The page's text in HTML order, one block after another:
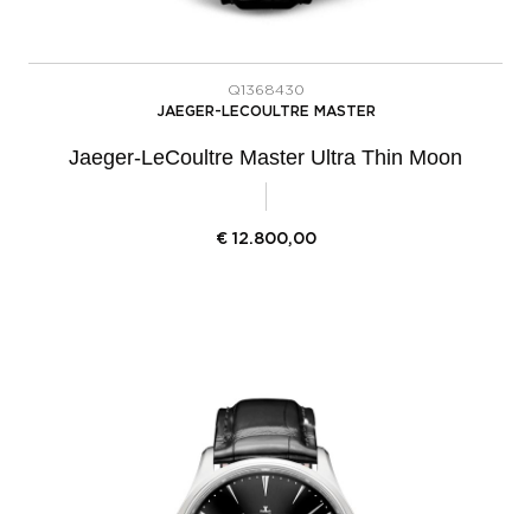
Q1368430
JAEGER-LECOULTRE MASTER
Jaeger-LeCoultre Master Ultra Thin Moon
€ 12.800,00